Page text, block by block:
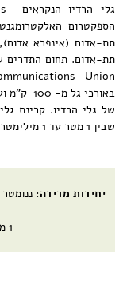
הספקטרום
תת-אדום (אינפרא
של גלי הרדיו. קרינת
שבין 1 מטר עד 1 מילימטר.
יחידות מדידה:
1 מיקרון הוא אלפית המילימטר